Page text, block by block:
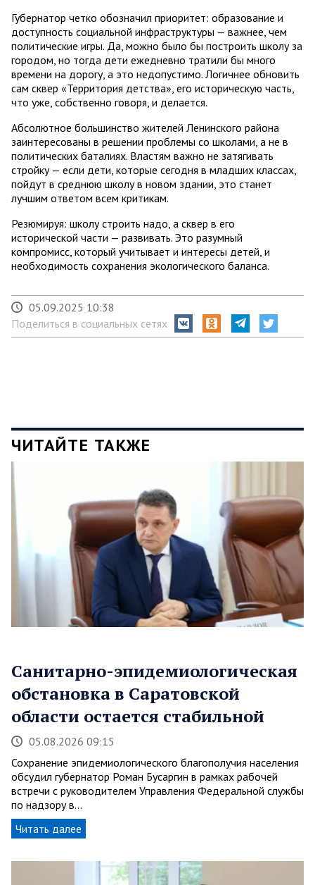
Губернатор четко обозначил приоритет: образование и
доступность социальной инфраструктуры — важнее, чем
политические игры. Да, можно было бы построить школу за
городом, но тогда дети ежедневно тратили бы много
времени на дорогу, а это недопустимо. Логичнее обновить
сам сквер «Территория детства», его историческую часть,
что уже, собственно говоря, и делается.
Абсолютное большинство жителей Ленинского района
заинтересованы в решении проблемы со школами, а не в
политических баталиях. Властям важно не затягивать
стройку — если дети, которые сегодня в младших классах,
пойдут в среднюю школу в новом здании, это станет
лучшим ответом всем критикам.
Резюмируя: школу строить надо, а сквер в его
исторической части — развивать. Это разумный
компромисс, который учитывает и интересы детей, и
необходимость сохранения экологического баланса.
05.09.2025 10:38
Поделиться в социальных сетях
ЧИТАЙТЕ ТАКЖЕ
Санитарно-эпидемиологическая
обстановка в Саратовской
области остается стабильной
05.08.2026 09:15
Сохранение эпидемиологического благополучия населения
обсудил губернатор Роман Бусаргин в рамках рабочей
встречи с руководителем Управления Федеральной службы
по надзору в…
Читать далее